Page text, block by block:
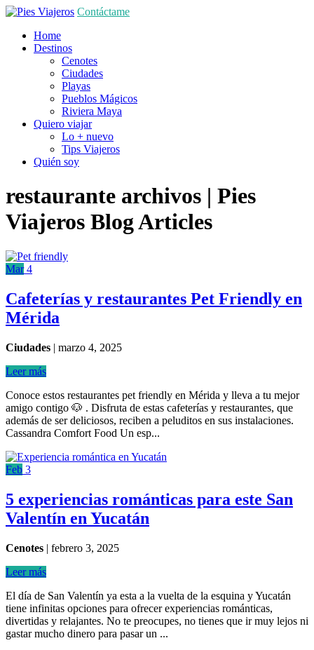
Contáctame
Home
Destinos
Cenotes
Ciudades
Playas
Pueblos Mágicos
Riviera Maya
Quiero viajar
Lo + nuevo
Tips Viajeros
Quién soy
restaurante archivos | Pies
Viajeros Blog Articles
Mar 4
Cafeterías y restaurantes Pet Friendly en
Mérida
Ciudades | marzo 4, 2025
Leer más
Conoce estos restaurantes pet friendly en Mérida y lleva a tu mejor
amigo contigo 🐶 . Disfruta de estas cafeterías y restaurantes, que
además de ser deliciosos, reciben a peluditos en sus instalaciones.
Cassandra Comfort Food Un esp...
Feb 3
5 experiencias románticas para este San
Valentín en Yucatán
Cenotes | febrero 3, 2025
Leer más
El día de San Valentín ya esta a la vuelta de la esquina y Yucatán
tiene infinitas opciones para ofrecer experiencias románticas,
divertidas y relajantes. No te preocupes, no tienes que ir muy lejos ni
gastar mucho dinero para pasar un ...